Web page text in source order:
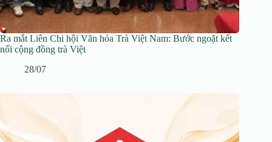
Ra mắt Liên Chi hội Văn hóa Trà Việt Nam: Bước ngoặt kết
nối cộng đồng trà Việt
28/07